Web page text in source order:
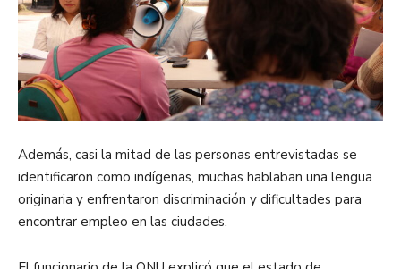
Además, casi la mitad de las personas entrevistadas se
identificaron como indígenas, muchas hablaban una lengua
originaria y enfrentaron discriminación y dificultades para
encontrar empleo en las ciudades.